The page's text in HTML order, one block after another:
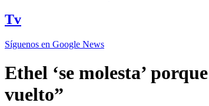
Tv
Síguenos en Google News
Ethel ‘se molesta’
vuelto”